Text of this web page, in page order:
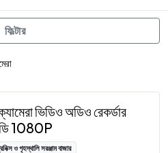
ভিডিও অডিও রেকর্ডার
1080P
ও গৃহস্থালি সরঞ্জাম বাজার
ফিল্টার